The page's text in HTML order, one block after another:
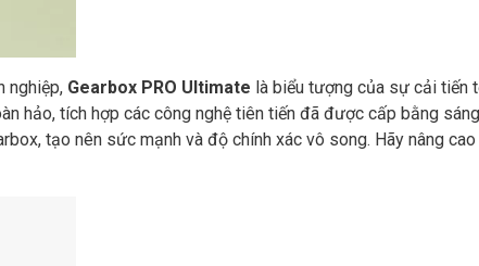
nghiệp, Gearbox PRO Ultimate là biểu tượng của sự cải tiến
hảo, tích hợp các công nghệ tiên tiến đã được cấp bằng
tạo nên sức mạnh và độ chính xác vô song. Hãy nâng